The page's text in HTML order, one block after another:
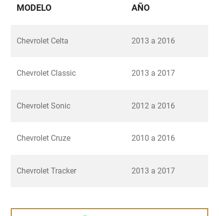
MODELO AÑO
Chevrolet Celta 2013 a 2016
Chevrolet Classic 2013 a 2017
Chevrolet Sonic 2012 a 2016
Chevrolet Cruze 2010 a 2016
Chevrolet Tracker 2013 a 2017